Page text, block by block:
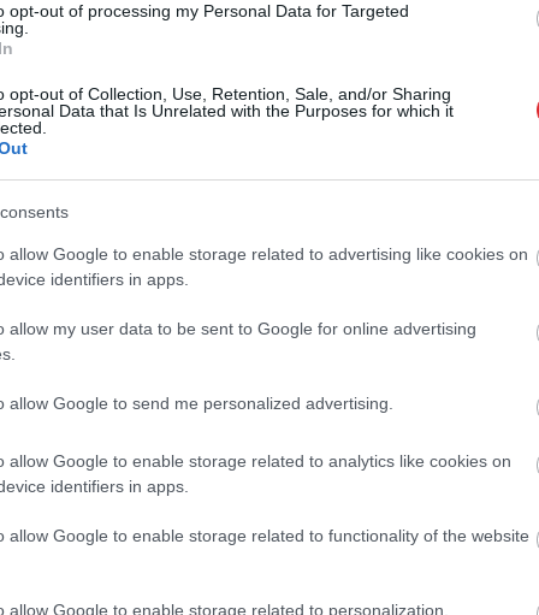
opt-out of processing my Personal Data for Targeted
opt-out of Collection, Use, Retention, Sale, and/or Sharing
Data that Is Unrelated with the Purposes for which it
allow Google to enable storage related to advertising like cookies on
identifiers in apps.
allow my user data to be sent to Google for online advertising
allow Google to send me personalized advertising.
allow Google to enable storage related to analytics like cookies on
identifiers in apps.
allow Google to enable storage related to functionality of the website
allow Google to enable storage related to personalization.
turpina darbu VID ģenerāldirektores
ko īsti bija tracis?
VID ir izdevies likvidēt lielāko daļu
vēsturiskos korupcijas perēkļus
Pārsteigumi VID ģenerāldirektores
departamenta direktores amatā
uz FM